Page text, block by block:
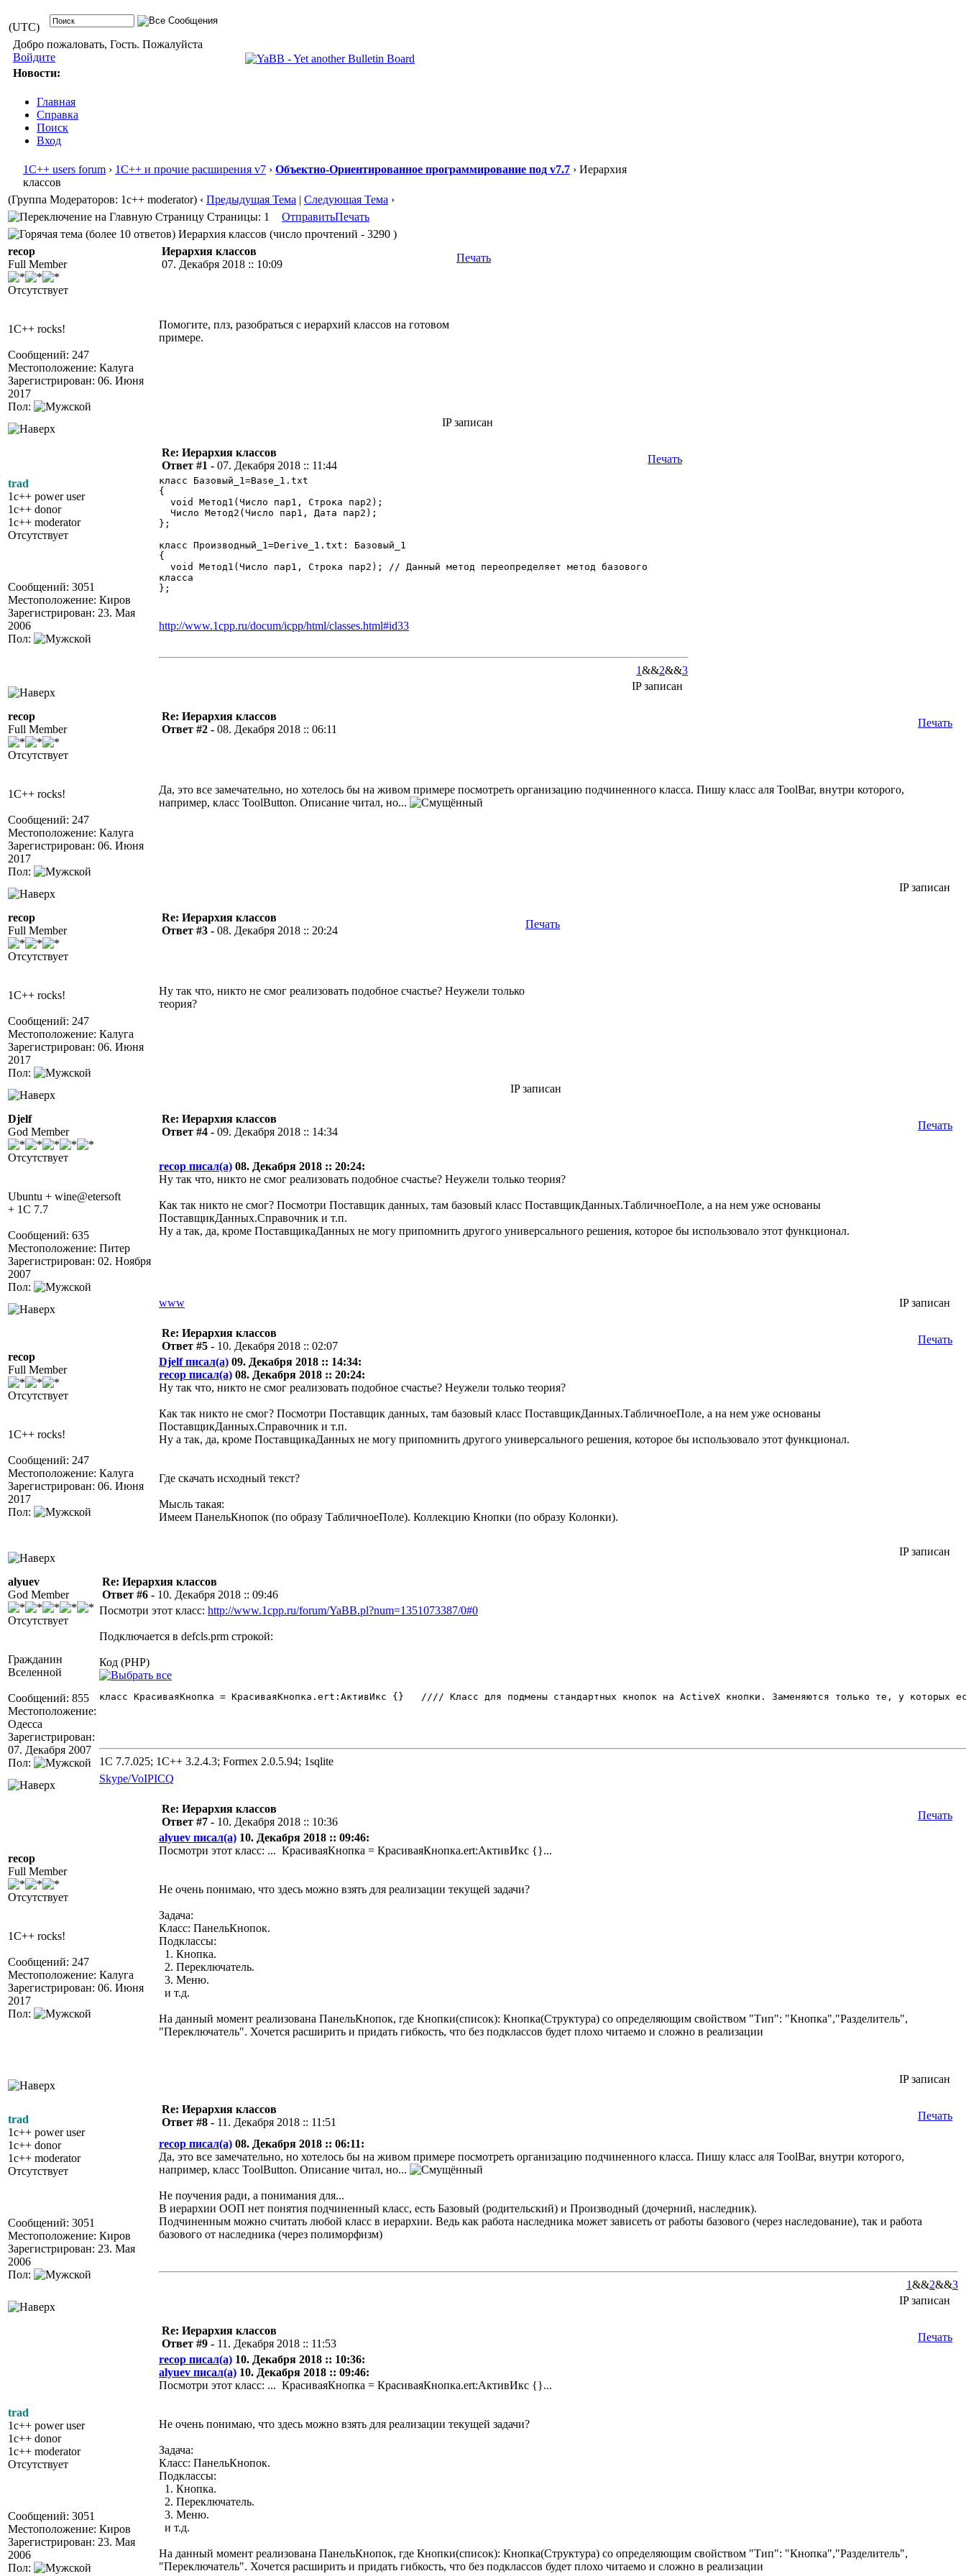
(UTC)
Добро пожаловать, Гость. Пожалуйста
Войдите
Новости:
Главная
Справка
Поиск
Вход
1С++ users forum › 1С++ и прочие расширения v7 › Объектно-Ориентированное программирование под v7.7 › Иерархия
классов
(Группа Модераторов: 1c++ moderator) ‹ Предыдущая Тема | Следующая Тема ›
Страницы: 1
ОтправитьПечать
Иерархия классов (число прочтений - 3290 )
recop
Full Member
Отсутствует
1C++ rocks!
Сообщений: 247
Местоположение: Калуга
Зарегистрирован: 06. Июня
2017
Пол:
Иерархия классов
07. Декабря 2018 :: 10:09
Печать
Помогите, плз, разобраться с иерархий классов на готовом
примере.
IP записан
trad
1c++ power user
1c++ donor
1c++ moderator
Отсутствует
Сообщений: 3051
Местоположение: Киров
Зарегистрирован: 23. Мая
2006
Пол:
Re: Иерархия классов
Ответ #1 - 07. Декабря 2018 :: 11:44
Печать
класс Базовый_1=Base_1.txt
{
void Метод1(Число пар1, Строка пар2);
Число Метод2(Число пар1, Дата пар2);
};
класс Производный_1=Derive_1.txt: Базовый_1
{
void Метод1(Число пар1, Строка пар2); // Данный метод переопределяет метод базового
класса
};
http://www.1cpp.ru/docum/icpp/html/classes.html#id33
1&&2&&3
IP записан
recop
Full Member
Отсутствует
1C++ rocks!
Сообщений: 247
Местоположение: Калуга
Зарегистрирован: 06. Июня
2017
Пол:
Re: Иерархия классов
Ответ #2 - 08. Декабря 2018 :: 06:11
Печать
Да, это все замечательно, но хотелось бы на живом примере посмотреть организацию подчиненного класса. Пишу класс аля ToolBar, внутри которого,
например, класс ToolButton. Описание читал, но...
IP записан
recop
Full Member
Отсутствует
1C++ rocks!
Сообщений: 247
Местоположение: Калуга
Зарегистрирован: 06. Июня
2017
Пол:
Re: Иерархия классов
Ответ #3 - 08. Декабря 2018 :: 20:24
Печать
Ну так что, никто не смог реализовать подобное счастье? Неужели только
теория?
IP записан
Djelf
God Member
Отсутствует
Ubuntu + wine@etersoft
+ 1C 7.7
Сообщений: 635
Местоположение: Питер
Зарегистрирован: 02. Ноября
2007
Пол:
Re: Иерархия классов
Ответ #4 - 09. Декабря 2018 :: 14:34
Печать
recop писал(а) 08. Декабря 2018 :: 20:24:
Ну так что, никто не смог реализовать подобное счастье? Неужели только теория?
Как так никто не смог? Посмотри Поставщик данных, там базовый класс ПоставщикДанных.ТабличноеПоле, а на нем уже основаны
ПоставщикДанных.Справочник и т.п.
Ну а так, да, кроме ПоставщикаДанных не могу припомнить другого универсального решения, которое бы использовало этот функционал.
www IP записан
recop
Full Member
Отсутствует
1C++ rocks!
Сообщений: 247
Местоположение: Калуга
Зарегистрирован: 06. Июня
2017
Пол:
Re: Иерархия классов
Ответ #5 - 10. Декабря 2018 :: 02:07
Печать
Djelf писал(а) 09. Декабря 2018 :: 14:34:
recop писал(а) 08. Декабря 2018 :: 20:24:
Ну так что, никто не смог реализовать подобное счастье? Неужели только теория?
Как так никто не смог? Посмотри Поставщик данных, там базовый класс ПоставщикДанных.ТабличноеПоле, а на нем уже основаны
ПоставщикДанных.Справочник и т.п.
Ну а так, да, кроме ПоставщикаДанных не могу припомнить другого универсального решения, которое бы использовало этот функционал.
Где скачать исходный текст?
Мысль такая:
Имеем ПанельКнопок (по образу ТабличноеПоле). Коллекцию Кнопки (по образу Колонки).
IP записан
alyuev
God Member
Отсутствует
Гражданин
Вселенной
Сообщений: 855
Местоположение:
Одесса
Зарегистрирован:
07. Декабря 2007
Пол:
Re: Иерархия классов
Ответ #6 - 10. Декабря 2018 :: 09:46
Посмотри этот класс: http://www.1cpp.ru/forum/YaBB.pl?num=1351073387/0#0
Подключается в defcls.prm строкой:
Код (PHP)
класс КрасиваяКнопка = КрасиваяКнопка.ert:АктивИкс {}	//// Класс для подмены стандартных кнопок на ActiveX кнопки. Заменяются только те, у которых есть идентификатор
1C 7.7.025; 1C++ 3.2.4.3; Formex 2.0.5.94; 1sqlite
Skype/VoIPICQ
recop
Full Member
Отсутствует
1C++ rocks!
Сообщений: 247
Местоположение: Калуга
Зарегистрирован: 06. Июня
2017
Пол:
Re: Иерархия классов
Ответ #7 - 10. Декабря 2018 :: 10:36
Печать
alyuev писал(а) 10. Декабря 2018 :: 09:46:
Посмотри этот класс: ... КрасиваяКнопка = КрасиваяКнопка.ert:АктивИкс {}...
Не очень понимаю, что здесь можно взять для реализации текущей задачи?
Задача:
Класс: ПанельКнопок.
Подклассы:
1. Кнопка.
2. Переключатель.
3. Меню.
и т.д.
На данный момент реализована ПанельКнопок, где Кнопки(список): Кнопка(Структура) со определяющим свойством "Тип": "Кнопка","Разделитель",
"Переключатель". Хочется расширить и придать гибкость, что без подклассов будет плохо читаемо и сложно в реализации
IP записан
trad
1c++ power user
1c++ donor
1c++ moderator
Отсутствует
Сообщений: 3051
Местоположение: Киров
Зарегистрирован: 23. Мая
2006
Пол:
Re: Иерархия классов
Ответ #8 - 11. Декабря 2018 :: 11:51
Печать
recop писал(а) 08. Декабря 2018 :: 06:11:
Да, это все замечательно, но хотелось бы на живом примере посмотреть организацию подчиненного класса. Пишу класс аля ToolBar, внутри которого,
например, класс ToolButton. Описание читал, но...
Не поучения ради, а понимания для...
В иерархии ООП нет понятия подчиненный класс, есть Базовый (родительский) и Производный (дочерний, наследник).
Подчиненным можно считать любой класс в иерархии. Ведь как работа наследника может зависеть от работы базового (через наследование), так и работа
базового от наследника (через полиморфизм)
1&&2&&3
IP записан
trad
1c++ power user
1c++ donor
1c++ moderator
Отсутствует
Сообщений: 3051
Местоположение: Киров
Зарегистрирован: 23. Мая
2006
Пол:
Re: Иерархия классов
Ответ #9 - 11. Декабря 2018 :: 11:53
Печать
recop писал(а) 10. Декабря 2018 :: 10:36:
alyuev писал(а) 10. Декабря 2018 :: 09:46:
Посмотри этот класс: ... КрасиваяКнопка = КрасиваяКнопка.ert:АктивИкс {}...
Не очень понимаю, что здесь можно взять для реализации текущей задачи?
Задача:
Класс: ПанельКнопок.
Подклассы:
1. Кнопка.
2. Переключатель.
3. Меню.
и т.д.
На данный момент реализована ПанельКнопок, где Кнопки(список): Кнопка(Структура) со определяющим свойством "Тип": "Кнопка","Разделитель",
"Переключатель". Хочется расширить и придать гибкость, что без подклассов будет плохо читаемо и сложно в реализации